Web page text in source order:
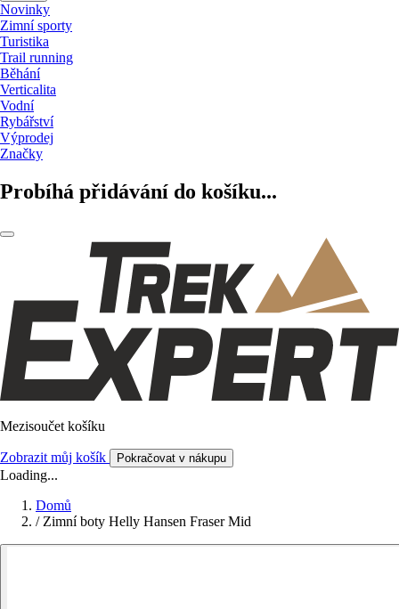
Novinky
Zimní sporty
Turistika
Trail running
Běhání
Verticalita
Vodní
Rybářství
Výprodej
Značky
Probíhá přidávání do košíku...
Mezisoučet košíku
Zobrazit můj košík Pokračovat v nákupu
Loading...
Domů
/ Zimní boty Helly Hansen Fraser Mid